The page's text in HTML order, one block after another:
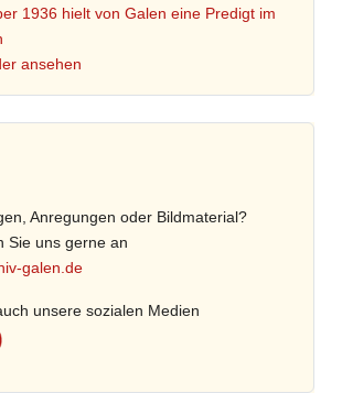
1936 hielt von Galen eine Predigt im
ansehen
Anregungen oder Bildmaterial?
Sie uns gerne an
galen.de
unsere sozialen Medien